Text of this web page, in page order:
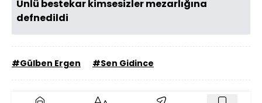
Ünlü bestekar kimsesizler mezarlığına
defnedildi
#Gülben Ergen #Sen Gidince